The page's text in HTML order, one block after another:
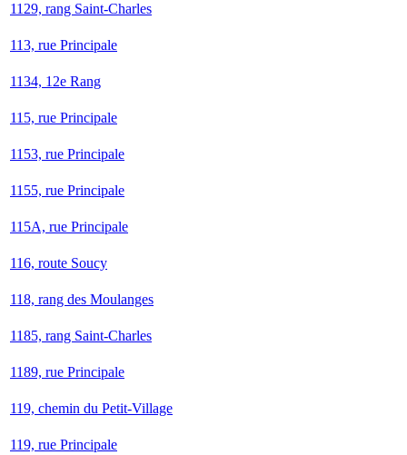
1129, rang Saint-Charles
113, rue Principale
1134, 12e Rang
115, rue Principale
1153, rue Principale
1155, rue Principale
115A, rue Principale
116, route Soucy
118, rang des Moulanges
1185, rang Saint-Charles
1189, rue Principale
119, chemin du Petit-Village
119, rue Principale